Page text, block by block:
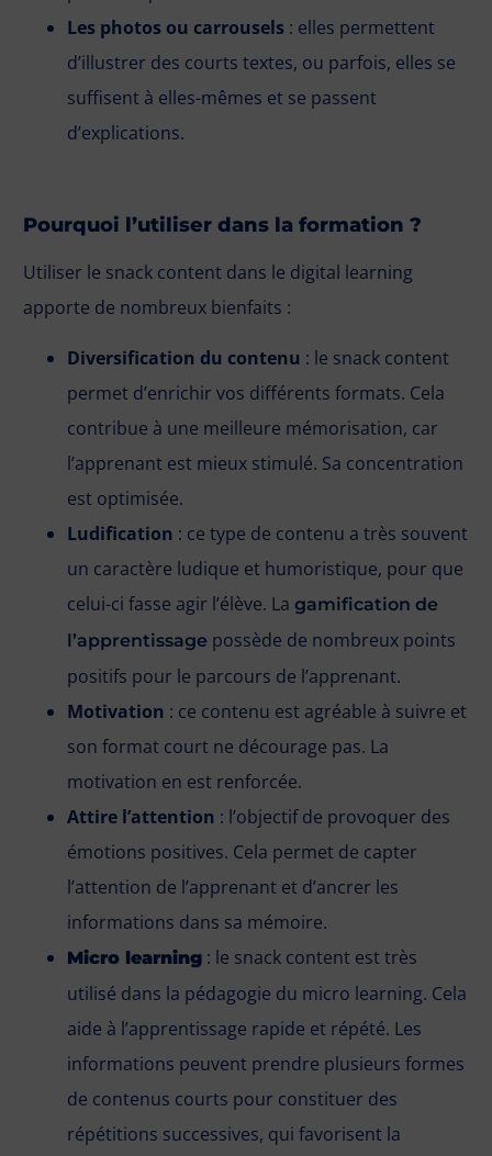
Les photos ou carrousels : elles permettent
d’illustrer des courts textes, ou parfois, elles se
suffisent à elles-mêmes et se passent
d’explications.
Pourquoi l’utiliser dans la formation ?
Utiliser le snack content dans le digital learning
apporte de nombreux bienfaits :
Diversification du contenu : le snack content
permet d’enrichir vos différents formats. Cela
contribue à une meilleure mémorisation, car
l’apprenant est mieux stimulé. Sa concentration
est optimisée.
Ludification : ce type de contenu a très souvent
un caractère ludique et humoristique, pour que
celui-ci fasse agir l’élève. La gamification de
l’apprentissage possède de nombreux points
positifs pour le parcours de l’apprenant.
Motivation : ce contenu est agréable à suivre et
son format court ne décourage pas. La
motivation en est renforcée.
Attire l’attention : l’objectif de provoquer des
émotions positives. Cela permet de capter
l’attention de l’apprenant et d’ancrer les
informations dans sa mémoire.
Micro learning : le snack content est très
utilisé dans la pédagogie du micro learning. Cela
aide à l’apprentissage rapide et répété. Les
informations peuvent prendre plusieurs formes
de contenus courts pour constituer des
répétitions successives, qui favorisent la